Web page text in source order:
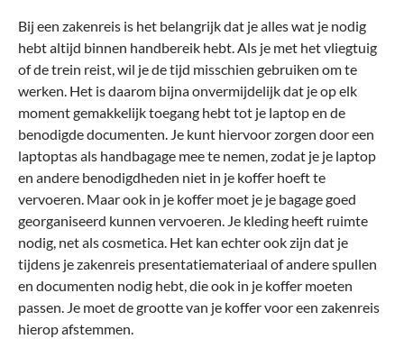
Bij een zakenreis is het belangrijk dat je alles wat je nodig
hebt altijd binnen handbereik hebt. Als je met het vliegtuig
of de trein reist, wil je de tijd misschien gebruiken om te
werken. Het is daarom bijna onvermijdelijk dat je op elk
moment gemakkelijk toegang hebt tot je laptop en de
benodigde documenten. Je kunt hiervoor zorgen door een
laptoptas als handbagage mee te nemen, zodat je je laptop
en andere benodigdheden niet in je koffer hoeft te
vervoeren. Maar ook in je koffer moet je je bagage goed
georganiseerd kunnen vervoeren. Je kleding heeft ruimte
nodig, net als cosmetica. Het kan echter ook zijn dat je
tijdens je zakenreis presentatiemateriaal of andere spullen
en documenten nodig hebt, die ook in je koffer moeten
passen. Je moet de grootte van je koffer voor een zakenreis
hierop afstemmen.